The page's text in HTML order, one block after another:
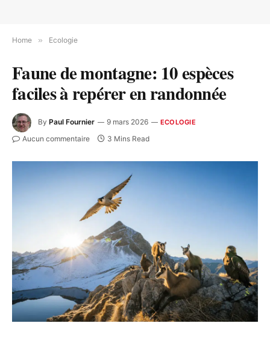
Home » Ecologie
Faune de montagne: 10 espèces
faciles à repérer en randonnée
By Paul Fournier 9 mars 2026 ECOLOGIE
Aucun commentaire 3 Mins Read